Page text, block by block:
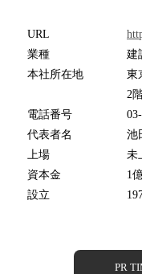
URL
業種
建
本社所在地
東
2
電話番号
代表者名
池
上場
未
資本金
1
設立
PR